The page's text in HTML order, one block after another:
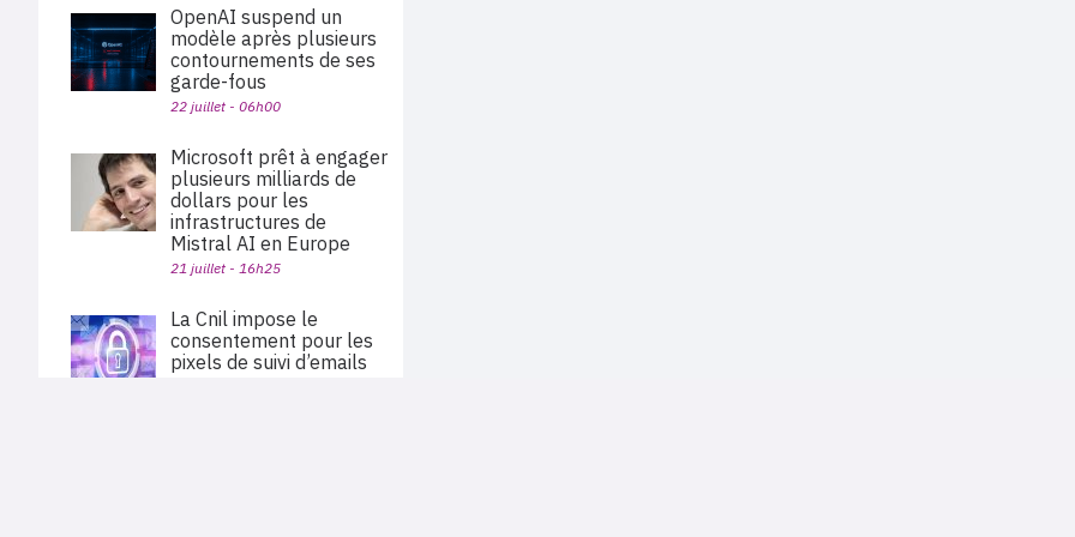
OpenAI suspend un
modèle après plusieurs
contournements de ses
garde-fous
22 juillet - 06h00
Microsoft prêt à engager
plusieurs milliards de
dollars pour les
infrastructures de
Mistral AI en Europe
21 juillet - 16h25
La Cnil impose le
consentement pour les
pixels de suivi d’emails